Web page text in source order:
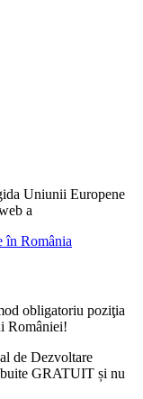
Uniunii Europene
a
în România
obligatoriu poziţia
României!
de Dezvoltare
GRATUIT și nu